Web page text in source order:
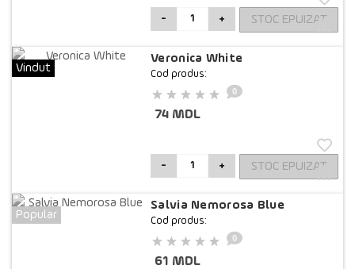
- + STOC EPUIZAT
Vindut
Veronica White
Cod produs:
0
74 MDL
- + STOC EPUIZAT
Popular
Salvia Nemorosa Blue
Cod produs:
0
61 MDL